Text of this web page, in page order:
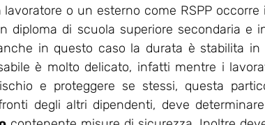
o un esterno come RSPP
diploma di scuola superiore secondaria e
in questo caso la durata è stabilita in
è molto delicato, infatti mentre i
e proteggere se stessi, questa
degli altri dipendenti, deve